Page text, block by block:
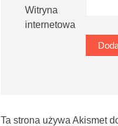
Witryna
internetowa
Ta strona używa Akismet